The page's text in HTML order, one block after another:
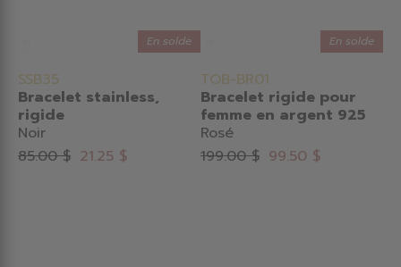
En solde
SSB35
Bracelet stainless,
rigide
Noir
85.00 $ 21.25 $
En solde
TOB-BR01
Bracelet rigide pour
femme en argent 925
Rosé
199.00 $ 99.50 $